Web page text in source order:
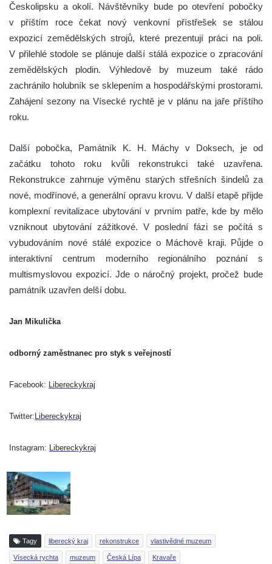
Českolipsku a okolí. Návštěvníky bude po otevření pobočky
v příštím roce čekat nový venkovní přístřešek se stálou
expozicí zemědělských strojů, které prezentují práci na poli.
V přilehlé stodole se plánuje další stálá expozice o zpracování
zemědělských plodin. Výhledově by muzeum také rádo
zachránilo holubník se sklepením a hospodářskými prostorami.
Zahájení sezony na Vísecké rychtě je v plánu na jaře příštího
roku.
Další pobočka, Památník K. H. Máchy v Doksech, je od
začátku tohoto roku kvůli rekonstrukci také uzavřena.
Rekonstrukce zahrnuje výměnu starých střešních šindelů za
nové, modřínové, a generální opravu krovu. V další etapě přijde
komplexní revitalizace ubytování v prvním patře, kde by mělo
vzniknout ubytování zážitkové. V poslední fázi se počítá s
vybudováním nové stálé expozice o Máchově kraji. Půjde o
interaktivní centrum moderního regionálního poznání s
multismyslovou expozicí. Jde o náročný projekt, pročež bude
památník uzavřen delší dobu.
Jan Mikulička
odborný zaměstnanec pro styk s veřejností
Facebook: Libereckykraj
Twitter:Libereckykraj
Instagram: Libereckykraj
Tagy liberecký kraj rekonstrukce vlastivědné muzeum
Vísecká rychta muzeum Česká Lípa Kravaře